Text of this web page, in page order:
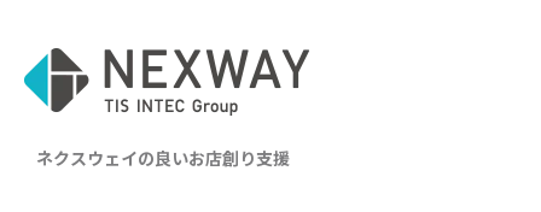
ネクスウェイの良いお店創り支援